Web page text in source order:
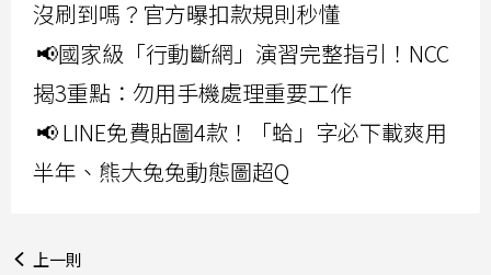
沒刷到嗎？官方曝扣款規則秒懂
📢國家級「行動斷網」演習完整指引！NCC
揭3重點：勿用手機處理重要工作
📢 LINE免費貼圖4款！「蛤」字必下載爽用
半年、熊大兔兔動態圖超Q
上一則